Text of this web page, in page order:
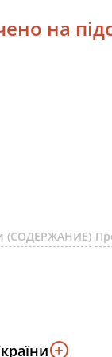
на
(СОДЕРЖАНИЕ)